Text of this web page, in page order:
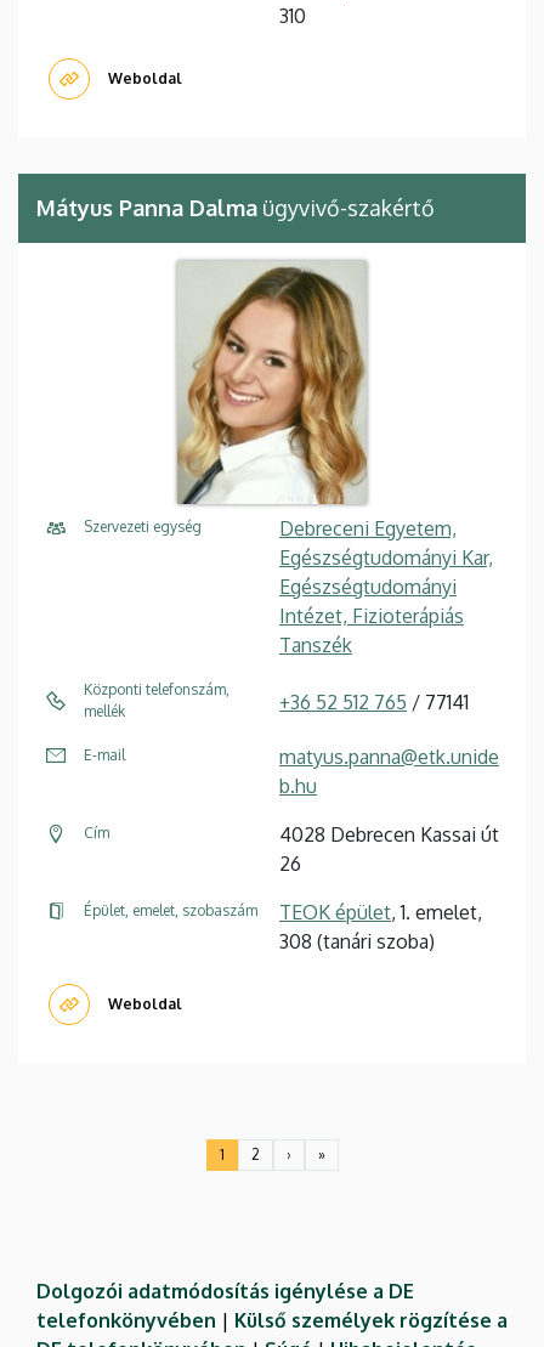
310
Weboldal
Mátyus Panna Dalma ügyvivő-szakértő
Szervezeti egység
Debreceni Egyetem,
Egészségtudományi Kar,
Egészségtudományi
Intézet, Fizioterápiás
Tanszék
Központi telefonszám,
mellék
+36 52 512 765 / 77141
E-mail
matyus.panna@etk.unide
b.hu
Cím
4028 Debrecen Kassai út
26
Épület, emelet, szobaszám TEOK épület, 1. emelet,
308 (tanári szoba)
Weboldal
Jelenlegi
1
Oldal
2
Következő
›
Utolsó
»
Dolgozói adatmódosítás igénylése a DE
telefonkönyvében | Külső személyek rögzítése a